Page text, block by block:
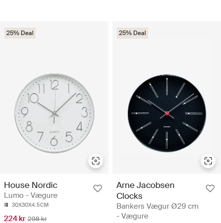
25% Deal
House Nordic
Lumo - Vægure
30X30X4.5CM
224 kr 298 kr
25% Deal
Arne Jacobsen
Clocks
Bankers Vægur Ø29 cm
- Vægure